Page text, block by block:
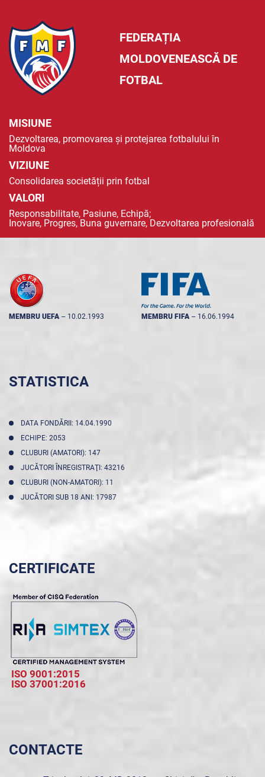
FEDERAȚIA
MOLDOVENEASCĂ DE
FOTBAL
MISIUNE
Dezvoltarea, promovarea și protejarea fotbalului în
Moldova
VIZIUNE
Consolidarea societății prin fotbal
VALORI
Responsabilitate, Pasiune, Echipă;
Inovare, Progres, Buna guvernare, Dezvoltarea profesională
MEMBRU UEFA -- 10.02.1993 MEMBRU FIFA -- 16.06.1994
STATISTICA
DATA FONDĂRII: 14.04.1990
ECHIPE: 2053
CLUBURI (AMATORI): 147
JUCĂTORI ÎNREGISTRAŢI: 43216
CLUBURI (NON-AMATORI): 11
JUCĂTORI SUB 18 ANI: 17987
CERTIFICATE
ISO 9001:2015
ISO 37001:2016
CONTACTE